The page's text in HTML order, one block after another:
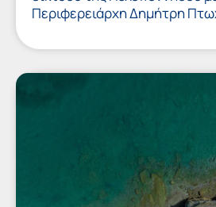
Περιφερειάρχη Δημήτρη